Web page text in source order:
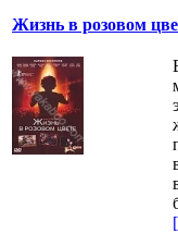
Жизнь в розовом